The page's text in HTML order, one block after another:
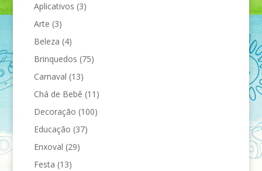
Aplicativos (3)
Arte (3)
Beleza (4)
Brinquedos (75)
Carnaval (13)
Chá de Bebê (11)
Decoração (100)
Educação (37)
Enxoval (29)
Festa (13)